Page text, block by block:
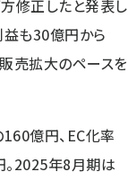
修正したと発表し
も30億円から
売拡大のペースを
億円、EC化率
2025年8月期は